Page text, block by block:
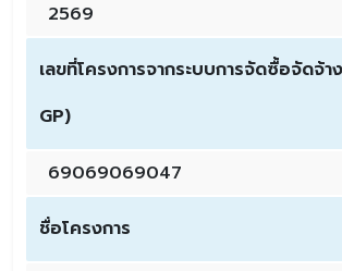
2569
เลขที่โครงการจากระบบการจัดซื้อจัดจ้
GP)
69069069047
ชื่อโครงการ